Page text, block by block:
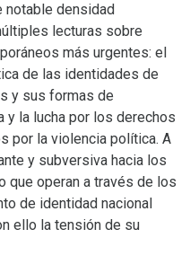
notable densidad
lecturas sobre
más urgentes: el
de las identidades de
y sus formas de
y la lucha por los derechos
por la violencia política. A
y subversiva hacia los
que operan a través de los
de identidad nacional
ello la tensión de su